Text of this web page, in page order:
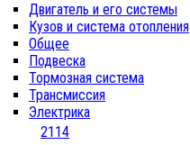
Двигатель и его системы
Кузов и система отопления
Общее
Подвеска
Тормозная система
Трансмиссия
Электрика
2114